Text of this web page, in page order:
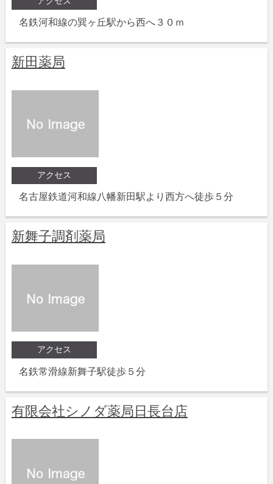
名鉄河和線の巽ヶ丘駅から西へ３０ｍ
新田薬局
アクセス
名古屋鉄道河和線八幡新田駅より西方へ徒歩５分
新舞子調剤薬局
アクセス
名鉄常滑線新舞子駅徒歩５分
有限会社シノダ薬局日長台店